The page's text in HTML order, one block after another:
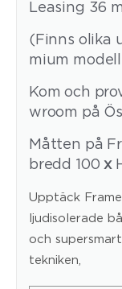
Leasing 36
(Finns olika
mium
Kom och
wroom på
Måtten på
bredd 100x
Upptäck
ljudisolerade
och
tekniken,